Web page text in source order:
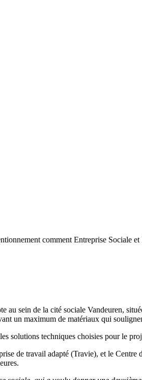
comment Entreprise Sociale
sein de la cité sociale Vandeuren,
un maximum de matériaux qui
techniques choisies pour le
de travail adapté (Travie), et le